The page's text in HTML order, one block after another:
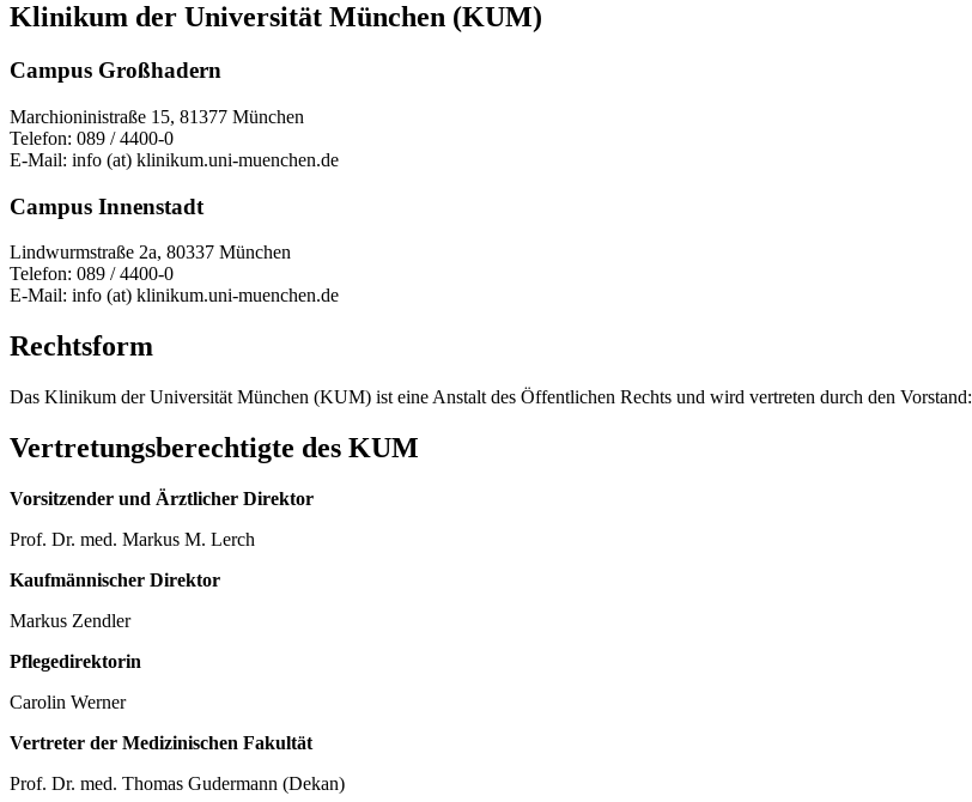
Klinikum der Universität München (KUM)
Campus Großhadern
Marchioninistraße 15, 81377 München
Telefon: 089 / 4400-0
E-Mail: info (at) klinikum.uni-muenchen.de
Campus Innenstadt
Lindwurmstraße 2a, 80337 München
Telefon: 089 / 4400-0
E-Mail: info (at) klinikum.uni-muenchen.de
Rechtsform
Das Klinikum der Universität München (KUM) ist eine Anstalt des Öffentlichen Rechts und wird vertreten durch den Vorstand:
Vertretungsberechtigte des KUM
Vorsitzender und Ärztlicher Direktor
Prof. Dr. med. Markus M. Lerch
Kaufmännischer Direktor
Markus Zendler
Pflegedirektorin
Carolin Werner
Vertreter der Medizinischen Fakultät
Prof. Dr. med. Thomas Gudermann (Dekan)